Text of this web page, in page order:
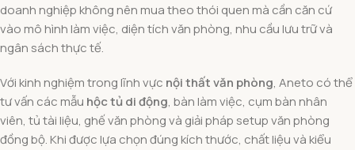
doanh nghiệp không nên mua theo thói quen mà cần căn cứ
vào mô hình làm việc, diện tích văn phòng, nhu cầu lưu trữ và
ngân sách thực tế.
Với kinh nghiệm trong lĩnh vực nội thất văn phòng, Aneto có thể
tư vấn các mẫu hộc tủ di động, bàn làm việc, cụm bàn nhân
viên, tủ tài liệu, ghế văn phòng và giải pháp setup văn phòng
đồng bộ. Khi được lựa chọn đúng kích thước, chất liệu và kiểu